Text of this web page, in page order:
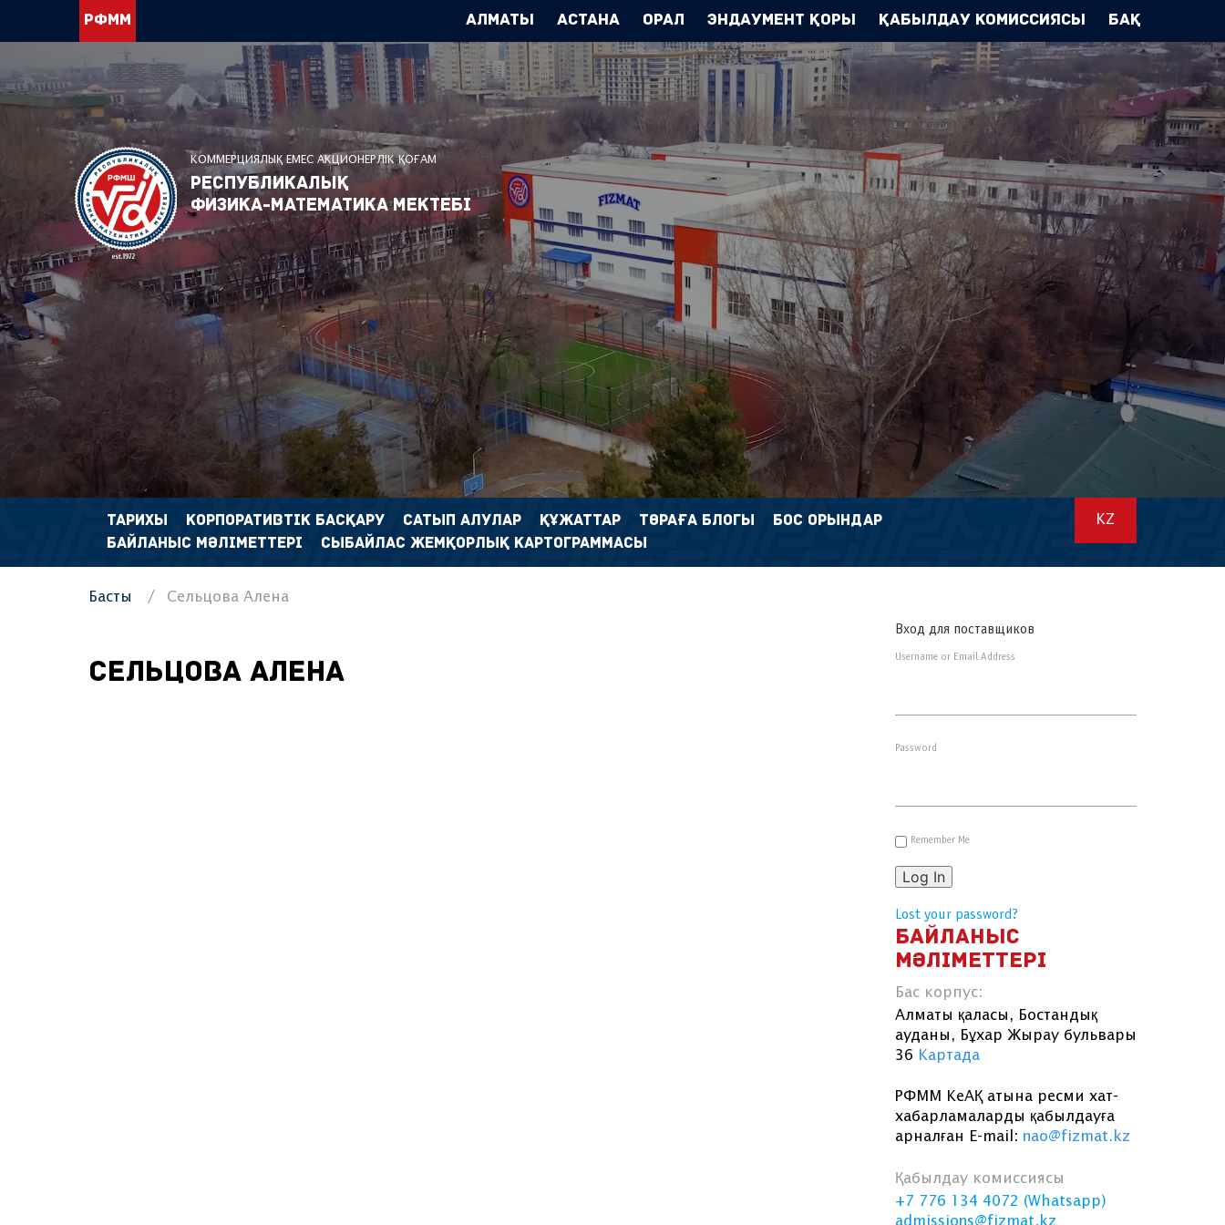
РФММ Алматы Астана Орал Эндаумент Қоры Қабылдау комиссиясы БАҚ
КОММЕРЦИЯЛЫҚ ЕМЕС АКЦИОНЕРЛІК ҚОҒАМ
Республикалық
физика-математика мектебі
ТАРИХЫ КОРПОРАТИВТІК БАСҚАРУ САТЫП АЛУЛАР ҚҰЖАТТАР ТӨРАҒА БЛОГЫ
БОС ОРЫНДАР
БАЙЛАНЫС МӘЛІМЕТТЕРІ
СЫБАЙЛАС ЖЕМҚОРЛЫҚ КАРТОГРАММАСЫ
KZ
Басты Сельцова Алена
Сельцова Алена
Вход для поставщиков
Username or Email Address
Password
Remember Me
Log In
Lost your password?
БАЙЛАНЫС
МӘЛІМЕТТЕРІ
Бас корпус:
Алматы қаласы, Бостандық
ауданы, Бұхар Жырау бульвары
36
Картада
РФММ КеАҚ атына ресми хат-
хабарламаларды қабылдауға
арналған E-mail: nao@fizmat.kz
Қабылдау комиссиясы
+7 776 134 4072 (Whatsapp)
admissions@fizmat.kz